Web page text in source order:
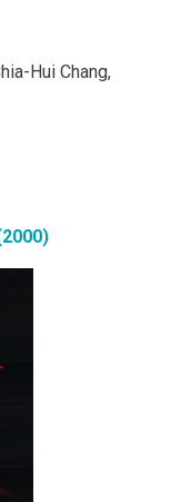
Hui Chang,